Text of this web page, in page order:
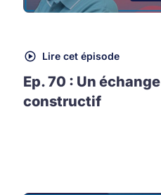
Lire cet épisode
Ep. 70 : Un échange
constructif